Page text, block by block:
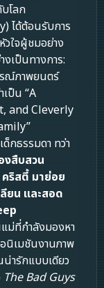
โลก
ได้ต้อนรับการ
วใจผู้ชมอย่าง
งเป็นทางการ:
รณ์ภาพยนตร์
ป็น “A
and Cleverly
กธรรมดา ทว่า
งสืบสวน
ริสตี้ มาย่อย
ยน และสอด
ที่กำลังมองหา
นิเมชันงานภาพ
ารักแบบเดียว
The Bad Guys